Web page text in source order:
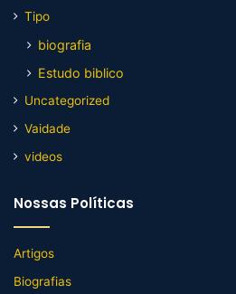
Tipo
biografia
Estudo biblico
Uncategorized
Vaidade
videos
Nossas Políticas
Artigos
Biografias